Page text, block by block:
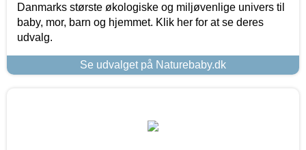
Danmarks største økologiske og miljøvenlige univers til
baby, mor, barn og hjemmet. Klik her for at se deres
udvalg.
Se udvalget på Naturebaby.dk